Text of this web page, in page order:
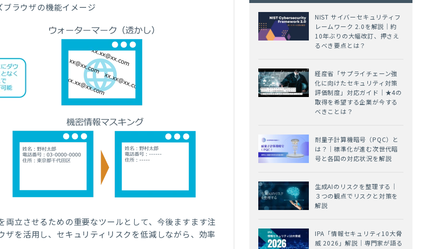
ラウザの機能イメージ
立させるための重要なツールとして、今後ますます注
を活用し、セキュリティリスクを低減しながら、効率
NIST サイバーセキュリティフ
レームワーク 2.0を解説｜約
10年ぶりの大幅改訂、押さえ
るべき要点とは？
経産省「サプライチェーン強
化に向けたセキュリティ対策
評価制度」対応ガイド｜★4の
取得を希望する企業が今する
べきことは？
耐量子計算機暗号（PQC）と
は？｜標準化が進む次世代暗
号と各国の対応状況を解説
生成AIのリスクを整理する｜
３つの観点でリスクと対策を
解説
IPA「情報セキュリティ10大脅
威 2026」解説｜専門家が語る